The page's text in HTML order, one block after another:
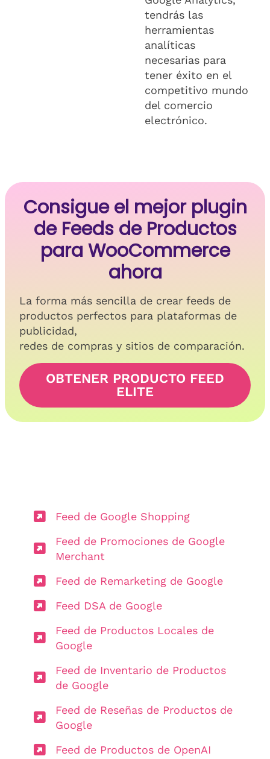
tendrás las
herramientas
analíticas
necesarias para
tener éxito en el
competitivo mundo
del comercio
electrónico.
Consigue el mejor plugin
de Feeds de Productos
para WooCommerce
ahora
La forma más sencilla de crear feeds de
productos perfectos para plataformas de
publicidad,
redes de compras y sitios de comparación.
OBTENER PRODUCTO FEED
ELITE
Feed de Google Shopping
Feed de Promociones de Google
Merchant
Feed de Remarketing de Google
Feed DSA de Google
Feed de Productos Locales de
Google
Feed de Inventario de Productos
de Google
Feed de Reseñas de Productos de
Google
Feed de Productos de OpenAI